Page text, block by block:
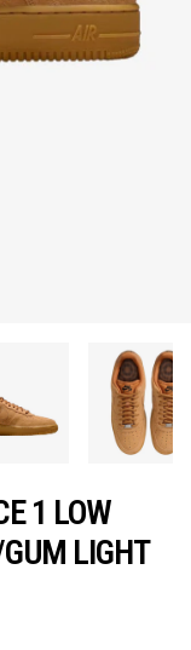
1 LOW
LIGHT